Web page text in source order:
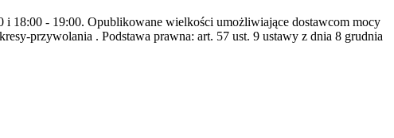
i 18:00 - 19:00. Opublikowane wielkości umożliwiające dostawcom mocy
przywolania . Podstawa prawna: art. 57 ust. 9 ustawy z dnia 8 grudnia